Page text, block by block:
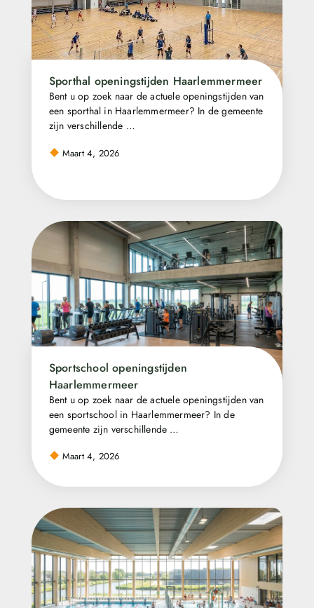
Sporthal openingstijden Haarlemmermeer
Bent u op zoek naar de actuele openingstijden van
een sporthal in Haarlemmermeer? In de gemeente
zijn verschillende …
Maart 4, 2026
Sportschool openingstijden
Haarlemmermeer
Bent u op zoek naar de actuele openingstijden van
een sportschool in Haarlemmermeer? In de
gemeente zijn verschillende …
Maart 4, 2026